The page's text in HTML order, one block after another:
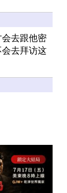
去跟他密
去拜访这